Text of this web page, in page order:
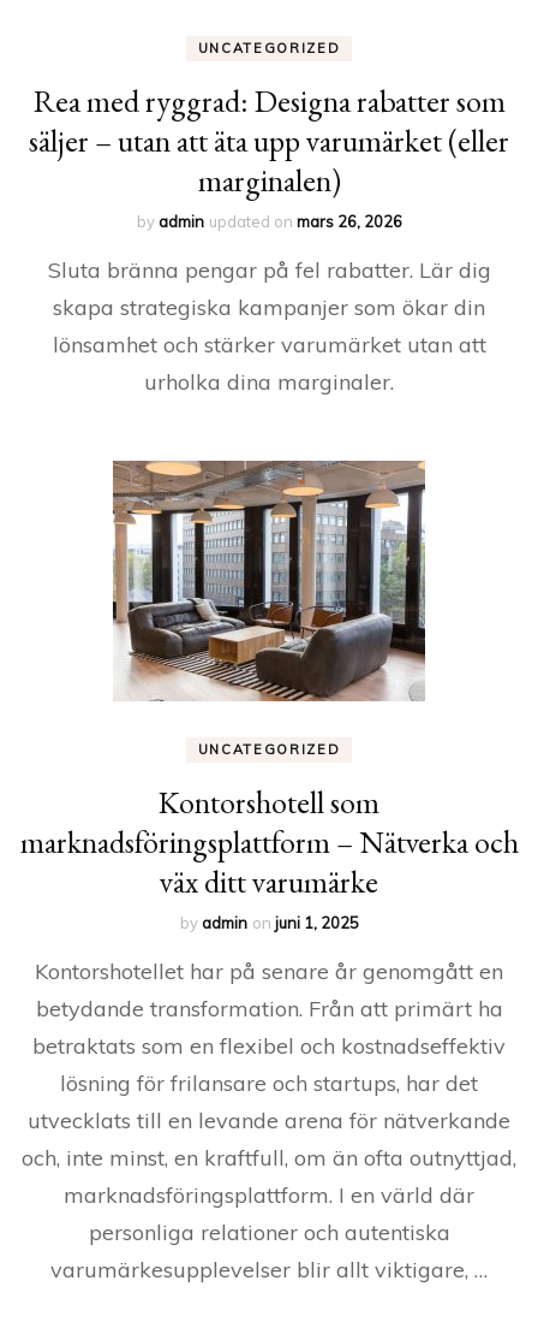
UNCATEGORIZED
Rea med ryggrad: Designa rabatter som
säljer – utan att äta upp varumärket (eller
marginalen)
byadmin updated on mars 26, 2026
Sluta bränna pengar på fel rabatter. Lär dig
skapa strategiska kampanjer som ökar din
lönsamhet och stärker varumärket utan att
urholka dina marginaler.
UNCATEGORIZED
Kontorshotell som
marknadsföringsplattform – Nätverka och
väx ditt varumärke
byadmin on juni 1, 2025
Kontorshotellet har på senare år genomgått en
betydande transformation. Från att primärt ha
betraktats som en flexibel och kostnadseffektiv
lösning för frilansare och startups, har det
utvecklats till en levande arena för nätverkande
och, inte minst, en kraftfull, om än ofta outnyttjad,
marknadsföringsplattform. I en värld där
personliga relationer och autentiska
varumärkesupplevelser blir allt viktigare, …